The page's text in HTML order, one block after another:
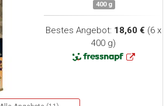
400 g
Bestes Angebot: 18,60 € (6 x
400 g)